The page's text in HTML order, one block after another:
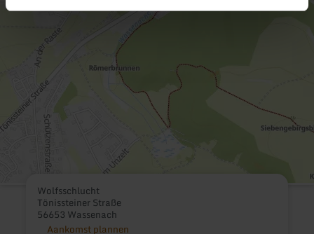
Wolfsschlucht
Tönissteiner Straße
56653 Wassenach
Aankomst plannen